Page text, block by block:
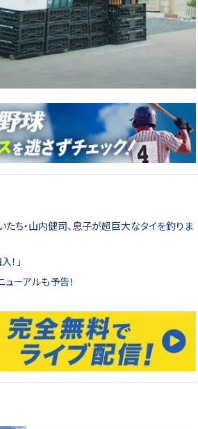
たち・山内健司、息子が超巨大なタイを釣りま
！」
ーアルも予告！